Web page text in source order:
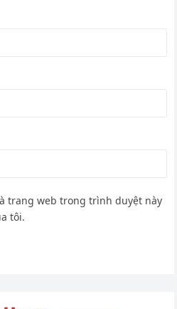
trang web trong trình duyệt này
tôi.